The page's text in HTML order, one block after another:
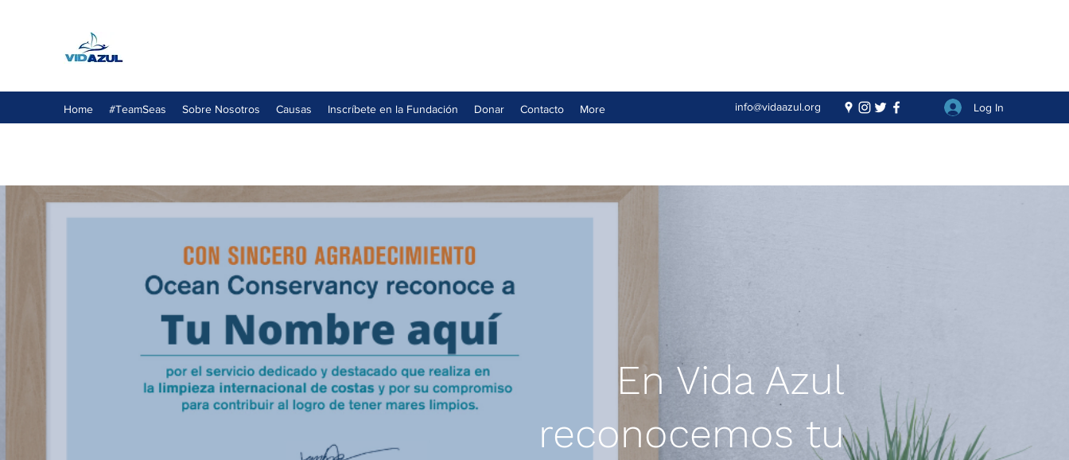
Home #TeamSeas Sobre Nosotros Causas Inscríbete en la Fundación Donar Contacto More info@vidaazul.org Log In
En Vida Azul
reconocemos tu